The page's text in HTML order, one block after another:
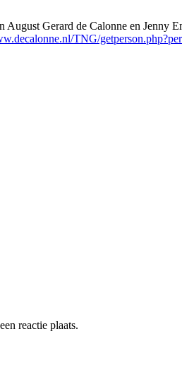
Gerard de Calonne en Jenny
TNG/
reactie plaats.